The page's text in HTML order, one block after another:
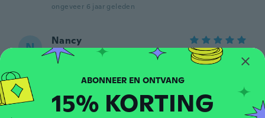
ongeveer 6 jaar geleden
N Nancy
Lid geworden van
20 beoordelingen · 6 uploads
ongeveer 6 jaar geleden ABONNEER EN ONTVANG
15% KORTING